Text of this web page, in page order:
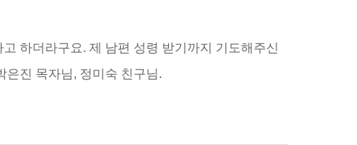
하더라구요. 제 남편 성령 받기까지 기도해주신
은진 목자님, 정미숙 친구님.